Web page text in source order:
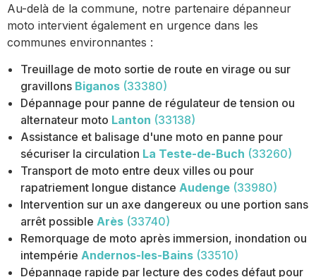
Au-delà de la commune, notre partenaire dépanneur
moto intervient également en urgence dans les
communes environnantes :
Treuillage de moto sortie de route en virage ou sur
gravillons Biganos (33380)
Dépannage pour panne de régulateur de tension ou
alternateur moto Lanton (33138)
Assistance et balisage d'une moto en panne pour
sécuriser la circulation La Teste-de-Buch (33260)
Transport de moto entre deux villes ou pour
rapatriement longue distance Audenge (33980)
Intervention sur un axe dangereux ou une portion sans
arrêt possible Arès (33740)
Remorquage de moto après immersion, inondation ou
intempérie Andernos-les-Bains (33510)
Dépannage rapide par lecture des codes défaut pour